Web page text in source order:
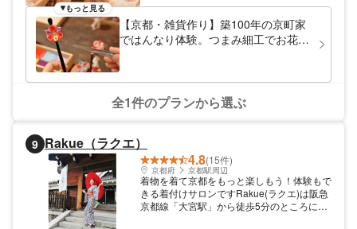
工体験」で、可愛い髪飾りを作ってみません
か？10年続き、延べ10,000人以上の方が参
加されてきました。丁寧に教えますので、不
器用さんも大歓迎です♪
もっと見る
【京都・雑貨作り】築100年の京町家
ではんなり体験。つまみ細工でお花の
全1件のプランから選ぶ
9 Rakue（ラクエ）
4.8(15件)
京都府 京都駅周辺
着物を着て京都をもっと楽しもう！体験もで
きる着付けサロンですRakue(ラクエ)は阪急
京都線「大宮駅」から徒歩5分のところにあ